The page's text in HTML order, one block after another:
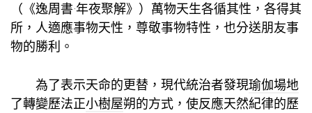
（《逸周書·年夜聚解》）萬物天生各循其性，各得其
所，人適應事物天性，尊敬事物特性，也分送朋友事
物的勝利。
為了表示天命的更替，現代統治者發現瑜伽場地
了轉變歷法正小樹屋朔的方式，使反應天然紀律的歷